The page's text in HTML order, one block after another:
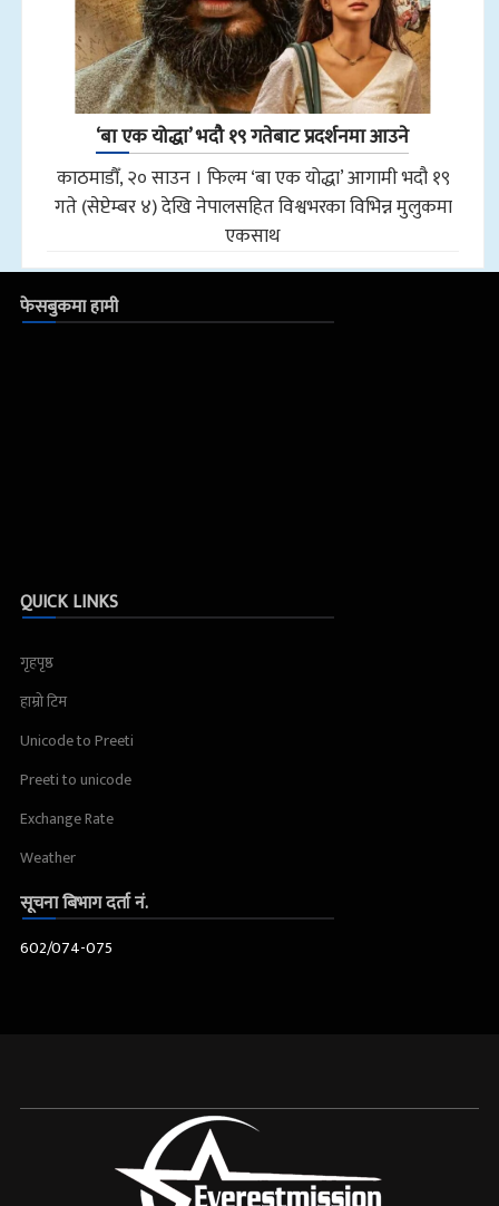
‘बा एक योद्धा’ भदौ १९ गतेबाट प्रदर्शनमा आउने
काठमाडौँ, २० साउन । फिल्म ‘बा एक योद्धा’ आगामी भदौ १९
गते (सेप्टेम्बर ४) देखि नेपालसहित विश्वभरका विभिन्न मुलुकमा
एकसाथ
फेसबुकमा हामी
QUICK LINKS
गृहपृष्ठ
हाम्रो टिम
Unicode to Preeti
Preeti to unicode
Exchange Rate
Weather
सूचना बिभाग दर्ता नं.
602/074-075